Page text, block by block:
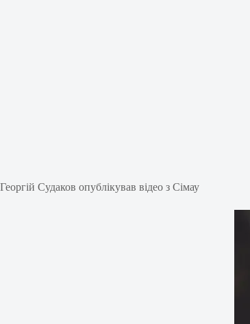
Георгій Судаков опублікував відео з Сімау